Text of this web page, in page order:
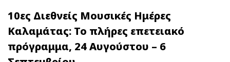
10ες Διεθνείς Μουσικές Ημέρες
Καλαμάτας: Το πλήρες επετειακό
πρόγραμμα, 24 Αυγούστου – 6